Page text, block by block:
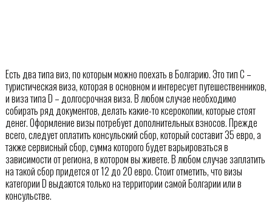
Есть два типа виз, по которым можно поехать в Болгарию. Это тип С –
туристическая виза, которая в основном и интересует путешественников,
и виза типа D – долгосрочная виза. В любом случае необходимо
собирать ряд документов, делать какие-то ксерокопии, которые стоят
денег. Оформление визы потребует дополнительных взносов. Прежде
всего, следует оплатить консульский сбор, который составит 35 евро, а
также сервисный сбор, сумма которого будет варьироваться в
зависимости от региона, в котором вы живете. В любом случае заплатить
на такой сбор придется от 12 до 20 евро. Стоит отметить, что визы
категории D выдаются только на территории самой Болгарии или в
консульстве.